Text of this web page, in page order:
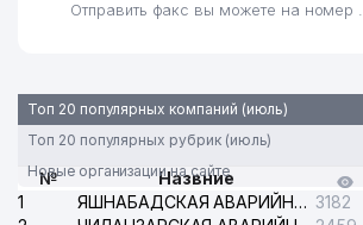
Отправить факс вы можете на номер .
Топ 20 популярных компаний (июль)
Топ 20 популярных рубрик (июль)
Новые организации на сайте
№
Назвние
1
ЯШНАБАДСКАЯ АВАРИЙНАЯ СЛУЖБА ЭЛЕКТРОСЕТИ 3182